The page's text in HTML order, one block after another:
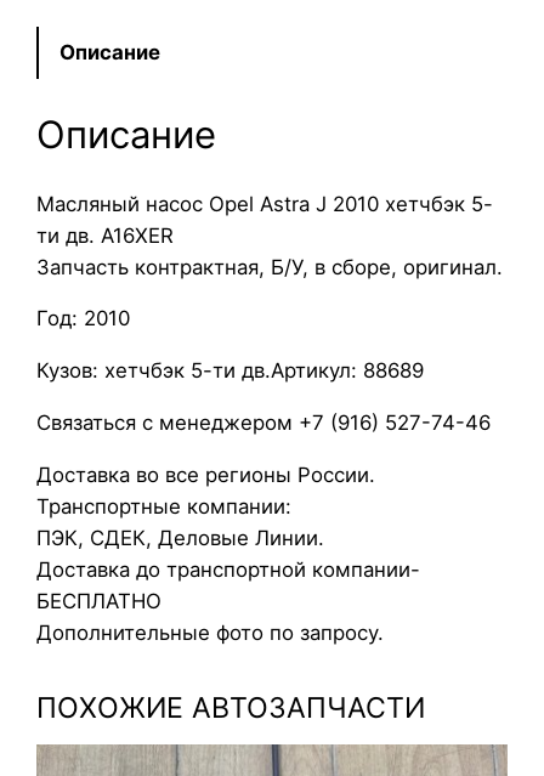
р
М
а
с
я
н
ы
й
а
с
о
с
O
p
l
Описание
Описание
Масляный насос Opel Astra J 2010 хетчбэк 5-
ти дв. A16XER
Запчасть контрактная, Б/У, в сборе, оригинал.
Год: 2010
Кузов: хетчбэк 5-ти дв.Артикул: 88689
Связаться с менеджером +7 (916) 527-74-46
Доставка во все регионы России.
Транспортные компании:
ПЭК, СДЕК, Деловые Линии.
Доставка до транспортной компании-
БЕСПЛАТНО
Дополнительные фото по запросу.
ПОХОЖИЕ АВТОЗАПЧАСТИ